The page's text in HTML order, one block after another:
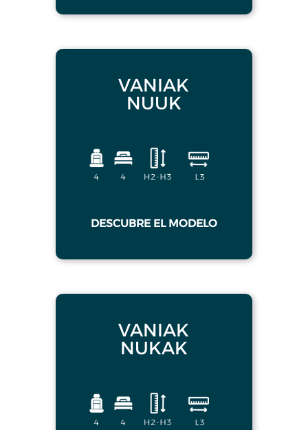
VANIAK
NUUK
DESCUBRE EL MODELO
VANIAK
NUKAK